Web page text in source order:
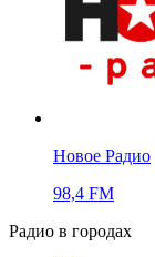
Новое Радио
98,4 FM
Радио в городах